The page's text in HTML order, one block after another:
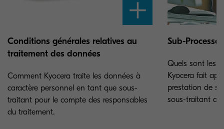
Conditions générales relatives au
traitement des données
Comment Kyocera traite les données à
caractère personnel en tant que sous-
traitant pour le compte des responsables
du traitement.
Sub-
Quels sont les
Kyocera fait
prestation de
sous-traitant de